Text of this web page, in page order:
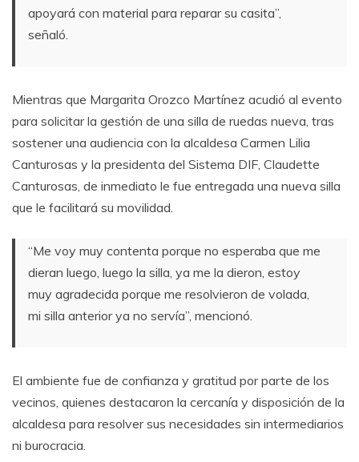
apoyará con material para reparar su casita”,
señaló.
Mientras que Margarita Orozco Martínez acudió al evento
para solicitar la gestión de una silla de ruedas nueva, tras
sostener una audiencia con la alcaldesa Carmen Lilia
Canturosas y la presidenta del Sistema DIF, Claudette
Canturosas, de inmediato le fue entregada una nueva silla
que le facilitará su movilidad.
“Me voy muy contenta porque no esperaba que me
dieran luego, luego la silla, ya me la dieron, estoy
muy agradecida porque me resolvieron de volada,
mi silla anterior ya no servía”, mencionó.
El ambiente fue de confianza y gratitud por parte de los
vecinos, quienes destacaron la cercanía y disposición de la
alcaldesa para resolver sus necesidades sin intermediarios
ni burocracia.